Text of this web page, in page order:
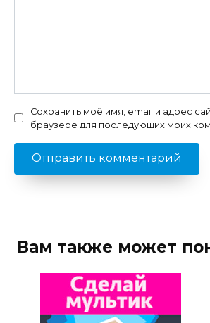
Сохранить моё имя, email и адрес
браузере для последующих моих
Вам также может